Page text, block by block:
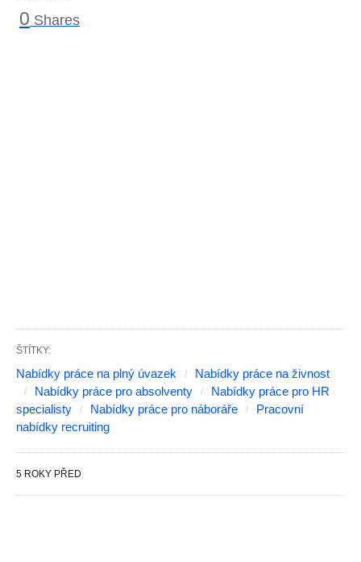
0 Shares
ŠTÍTKY:
Nabídky práce na plný úvazek
Nabídky práce na živnost
Nabídky práce pro absolventy
Nabídky práce pro HR
specialisty
Nabídky práce pro náboráře
Pracovní
nabídky recruiting
5 ROKY PŘED